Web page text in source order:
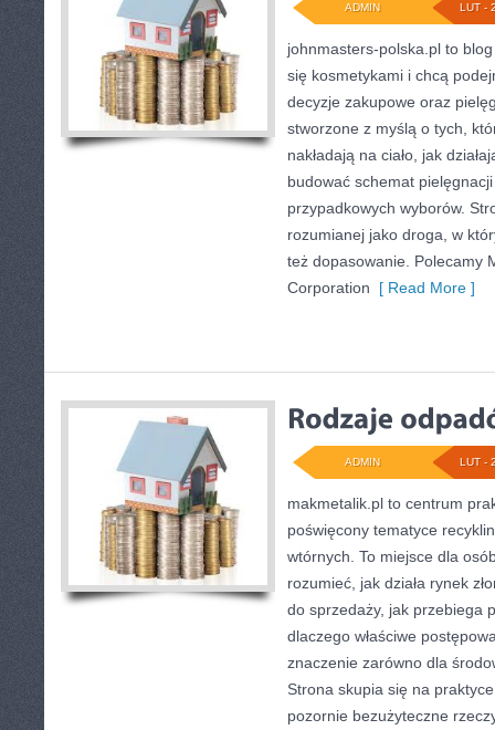
LUT -
ADMIN
johnmasters-polska.pl to
się kosmetykami i chcą
decyzje zakupowe oraz
stworzone z myślą o tych,
nakładają na ciało, jak
budować schemat
przypadkowych wyborów.
rozumianej jako droga, w
też dopasowanie. Polecamy
Corporation [ Read More ]
LUT -
ADMIN
makmetalik.pl to centrum
poświęcony tematyce
wtórnych. To miejsce dla
rozumieć, jak działa rynek
do sprzedaży, jak przebiega
dlaczego właściwe
znaczenie zarówno dla
Strona skupia się na
pozornie bezużyteczne